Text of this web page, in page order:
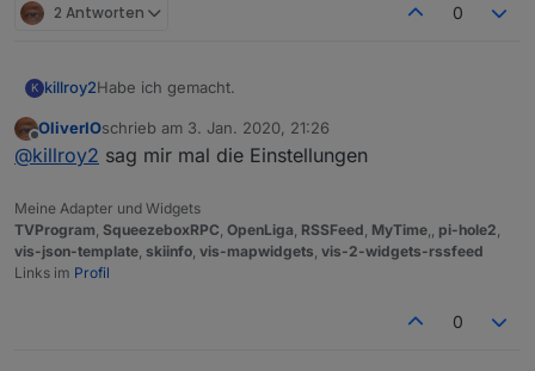
2 Antworten 0
K killroy2Habe ich gemacht.
iobroker squeezeboxrpc -v
0.8.25
gross. Klick auf Rahmen klappt, in Margin nicht.
Was mir noch auffällt, manche Eingaben auf Balken
werden abhängig vom Zustand ignoriert oder erst bei
späteren Klicks gemacht.
zweiten wird ignoriert. Dritter und dann zweiter
Offline
OliverIOschrieb am 3. Jan. 2020, 21:26
zuletzt editiert von
@killroy2 sag mir mal die Einstellungen
Meine Adapter und Widgets
TVProgram, SqueezeboxRPC, OpenLiga, RSSFeed, MyTime,, pi-hole2,
vis-json-template, skiinfo, vis-mapwidgets, vis-2-widgets-rssfeed
Links im Profil
0